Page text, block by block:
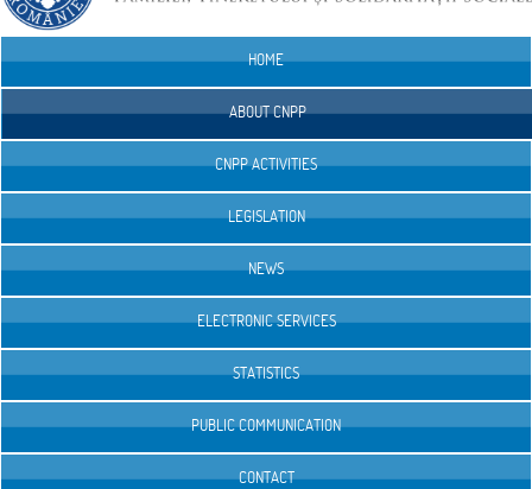
HOME
ABOUT CNPP
CNPP ACTIVITIES
LEGISLATION
NEWS
ELECTRONIC SERVICES
STATISTICS
PUBLIC COMMUNICATION
CONTACT